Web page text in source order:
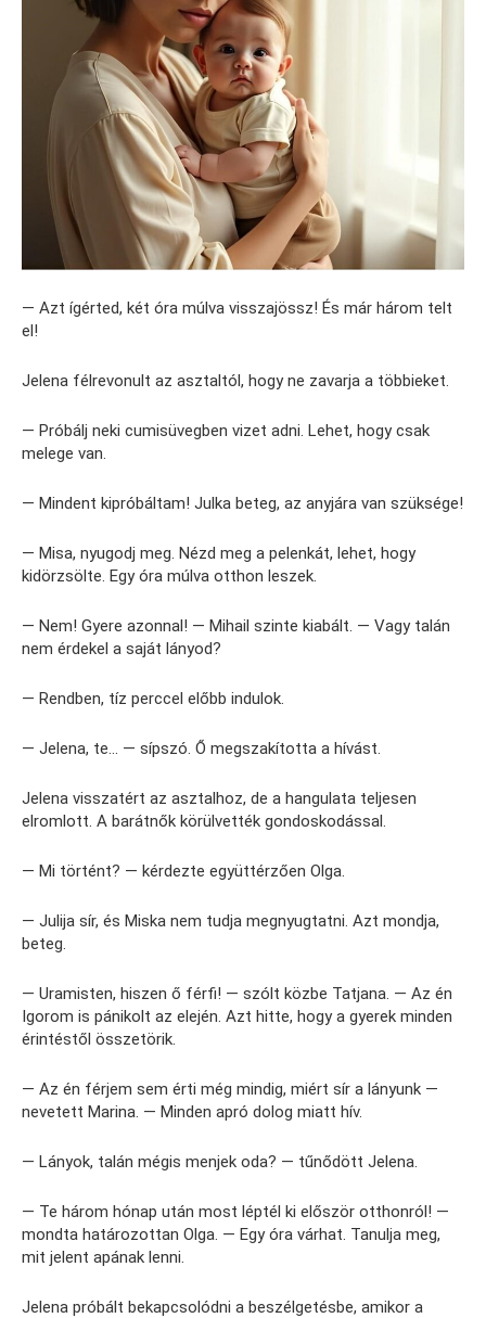
— Azt ígérted, két óra múlva visszajössz! És már három telt
el!
Jelena félrevonult az asztaltól, hogy ne zavarja a többieket.
— Próbálj neki cumisüvegben vizet adni. Lehet, hogy csak
melege van.
— Mindent kipróbáltam! Julka beteg, az anyjára van szüksége!
— Misa, nyugodj meg. Nézd meg a pelenkát, lehet, hogy
kidörzsölte. Egy óra múlva otthon leszek.
— Nem! Gyere azonnal! — Mihail szinte kiabált. — Vagy talán
nem érdekel a saját lányod?
— Rendben, tíz perccel előbb indulok.
— Jelena, te… — sípszó. Ő megszakította a hívást.
Jelena visszatért az asztalhoz, de a hangulata teljesen
elromlott. A barátnők körülvették gondoskodással.
— Mi történt? — kérdezte együttérzően Olga.
— Julija sír, és Miska nem tudja megnyugtatni. Azt mondja,
beteg.
— Uramisten, hiszen ő férfi! — szólt közbe Tatjana. — Az én
Igorom is pánikolt az elején. Azt hitte, hogy a gyerek minden
érintéstől összetörik.
— Az én férjem sem érti még mindig, miért sír a lányunk —
nevetett Marina. — Minden apró dolog miatt hív.
— Lányok, talán mégis menjek oda? — tűnődött Jelena.
— Te három hónap után most léptél ki először otthonról! —
mondta határozottan Olga. — Egy óra várhat. Tanulja meg,
mit jelent apának lenni.
Jelena próbált bekapcsolódni a beszélgetésbe, amikor a